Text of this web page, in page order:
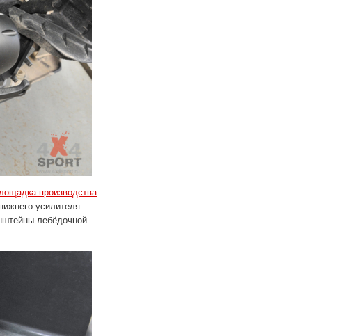
производства
усилителя
лебёдочной